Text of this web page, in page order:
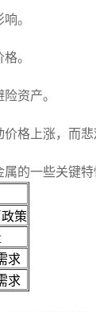
。
。
资产。
格上涨，而悲
的一些关键特
策
求
求